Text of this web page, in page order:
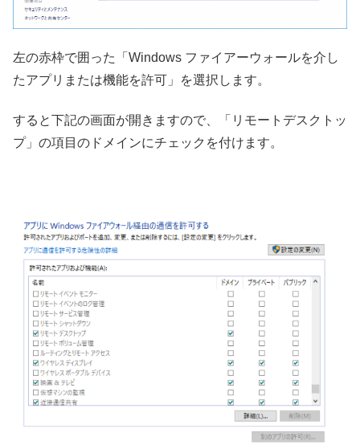
左の赤枠で囲った「Windows ファイアーウォールを介し
たアプリまたは機能を許可」を選択します。
すると下記の画面が開きますので、「リモートデスクトッ
プ」の項目のドメインにチェックを付けます。